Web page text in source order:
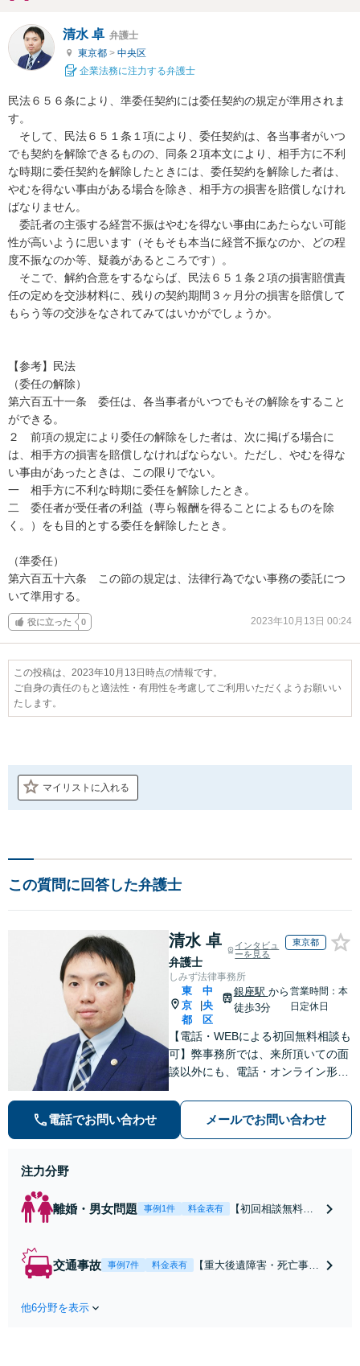
清水 卓 弁護士
東京都 > 中央区
企業法務に注力する弁護士
民法６５６条により、準委任契約には委任契約の規定が準用されま
す。
そして、民法６５１条１項により、委任契約は、各当事者がいつ
でも契約を解除できるものの、同条２項本文により、相手方に不利
な時期に委任契約を解除したときには、委任契約を解除した者は、
やむを得ない事由がある場合を除き、相手方の損害を賠償しなけれ
ばなりません。
委託者の主張する経営不振はやむを得ない事由にあたらない可能
性が高いように思います（そもそも本当に経営不振なのか、どの程
度不振なのか等、疑義があるところです）。
そこで、解約合意をするならば、民法６５１条２項の損害賠償責
任の定めを交渉材料に、残りの契約期間３ヶ月分の損害を賠償して
もらう等の交渉をなされてみてはいかがでしょうか。
【参考】民法
（委任の解除）
第六百五十一条　委任は、各当事者がいつでもその解除をすること
ができる。
２　前項の規定により委任の解除をした者は、次に掲げる場合に
は、相手方の損害を賠償しなければならない。ただし、やむを得な
い事由があったときは、この限りでない。
一　相手方に不利な時期に委任を解除したとき。
二　委任者が受任者の利益（専ら報酬を得ることによるものを除
く。）をも目的とする委任を解除したとき。
（準委任）
第六百五十六条　この節の規定は、法律行為でない事務の委託につ
いて準用する。
役に立った 0 2023年10月13日 00:24
この投稿は、2023年10月13日時点の情報です。
ご自身の責任のもと適法性・有用性を考慮してご利用いただくようお願いい
たします。
マイリストに入れる
この質問に回答した弁護士
清水 卓
弁護士
インタビュ
ーを見る
東京都
しみず法律事務所
東
京
都
中
央
区
銀座駅 から
徒歩3分
営業時間：本
日定休日
【電話・WEBによる初回無料相談も
可】弊事務所では、来所頂いての面
談以外にも、電話・オンライン形式
弁護士にご相談頂くことで、今のご
不安が和らぐとともに、問題解決の
ために前に進むことができます。
電話でお問い合わせ メールでお問い合わせ
注力分野
離婚・男女問題 事例1件 料金表有
【初回相談無料】
条件で離婚ができ
交通事故 事例7件 料金表有
【重大後遺障害・死亡事案
他6分野を表示